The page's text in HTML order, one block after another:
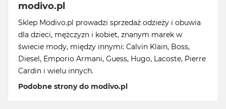
modivo.pl
Sklep Modivo.pl prowadzi sprzedaż odzieży i obuwia
dla dzieci, mężczyzn i kobiet, znanym marek w
świecie mody, między innymi: Calvin Klain, Boss,
Diesel, Emporio Armani, Guess, Hugo, Lacoste, Pierre
Cardin i wielu innych.
Podobne strony do modivo.pl